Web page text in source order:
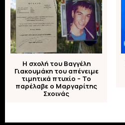
Η σχολή του Βαγγέλη
Γιακουμάκη του απένειμε
τιμητικά πτυχίο – Το
παρέλαβε ο Μαργαρίτης
Σχοινάς